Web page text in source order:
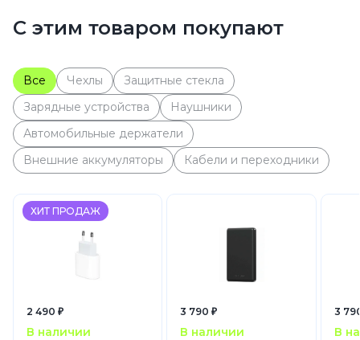
С этим товаром покупают
Все Чехлы
Защитные стекла
Зарядные устройства
Наушники
Автомобильные держатели
Внешние аккумуляторы
Кабели и переходники
ХИТ ПРОДАЖ
2 490 ₽
В наличии
3 790 ₽
В наличии
3
В